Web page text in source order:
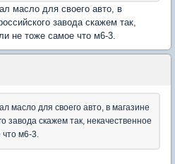
масло для своего авто, в
завода скажем так,
не тоже самое что м6-3.
масло для своего авто, в магазине
завода скажем так, некачественное
что м6-3.